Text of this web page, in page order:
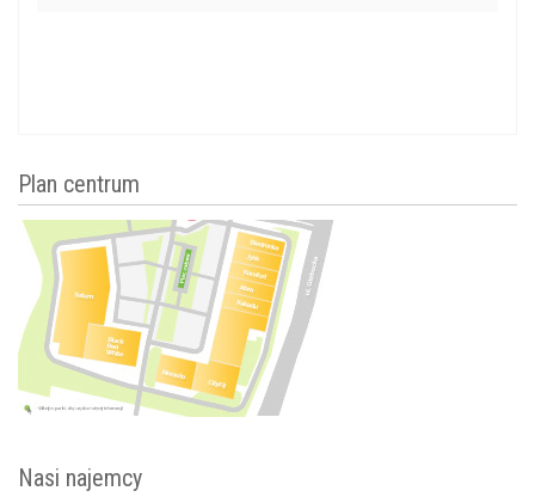
Plan centrum
Nasi najemcy